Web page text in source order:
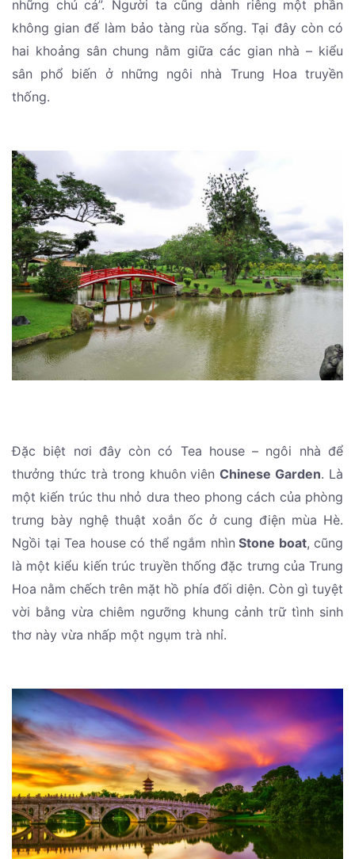
những chú cá”. Người ta cũng dành riêng một phần
không gian để làm bảo tàng rùa sống. Tại đây còn có
hai khoảng sân chung nằm giữa các gian nhà – kiểu
sân phổ biến ở những ngôi nhà Trung Hoa truyền
thống.
Đặc biệt nơi đây còn có Tea house – ngôi nhà để
thưởng thức trà trong khuôn viênChinese Garden. Là
một kiến trúc thu nhỏ dưa theo phong cách của phòng
trưng bày nghệ thuật xoắn ốc ở cung điện mùa Hè.
Ngồi tại Tea house có thể ngắm nhìn Stone boat, cũng
là một kiểu kiến trúc truyền thống đặc trưng của Trung
Hoa nằm chếch trên mặt hồ phía đối diện. Còn gì tuyệt
vời bằng vừa chiêm ngưỡng khung cảnh trữ tình sinh
thơ này vừa nhấp một ngụm trà nhỉ.